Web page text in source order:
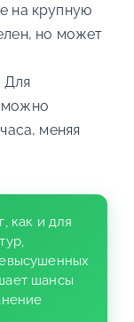
на крупную
но может
Для
можно
меняя
как и для
шансы